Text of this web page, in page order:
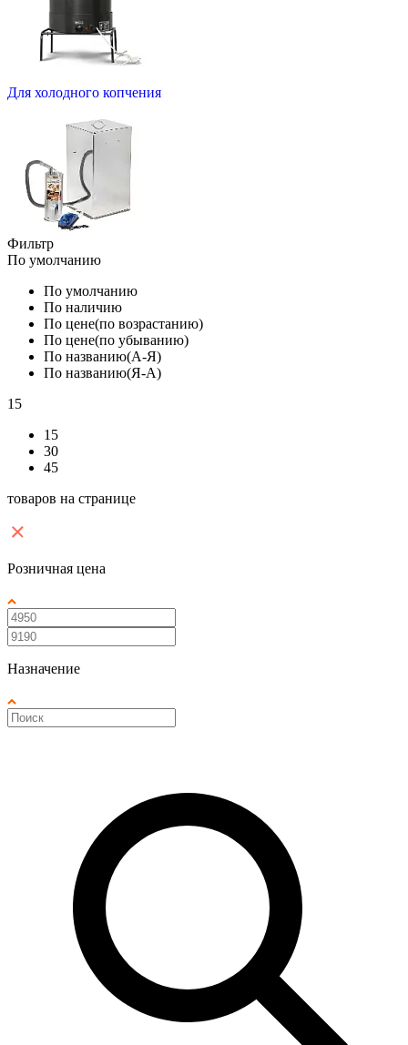
Для холодного копчения
Фильтр
По умолчанию
По умолчанию
По наличию
По цене(по возрастанию)
По цене(по убыванию)
По названию(А-Я)
По названию(Я-А)
15
15
30
45
товаров на странице
Розничная цена
Назначение